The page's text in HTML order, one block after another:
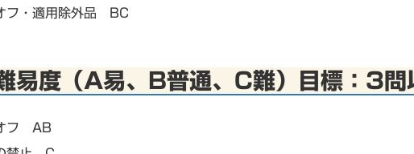
フ・適用除外品 BC
度（A易、B普通、C難）目標：3
フ AB